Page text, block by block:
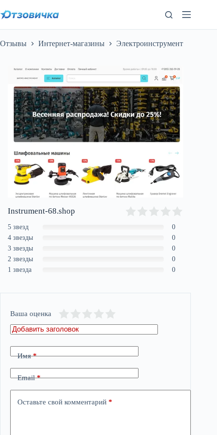
к
сути
Отзывы Интернет-магазины Электроинструмент
Instrument-68.shop
5 звезд
0
4 звезды
0
3 звезды
0
2 звезды
0
1 звезда
0
Ваша оценка
Имя*
Email*
Оставьте свой комментарий *